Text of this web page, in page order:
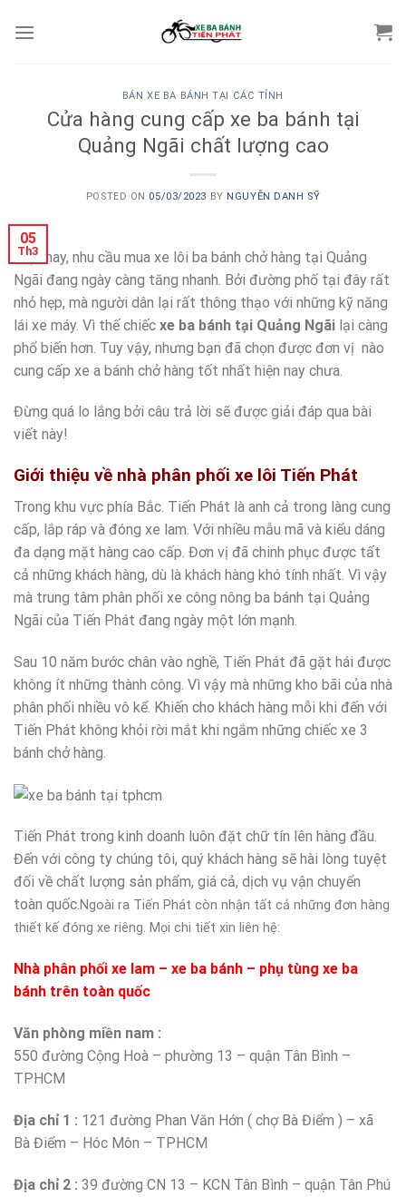
BÁN XE BA BÁNH TẠI CÁC TỈNH
Cửa hàng cung cấp xe ba bánh tại
Quảng Ngãi chất lượng cao
POSTED ON 05/03/2023 BY NGUYỄN DANH SỸ
05
Th3
Hiện nay, nhu cầu mua xe lôi ba bánh chở hàng tại Quảng
Ngãi đang ngày càng tăng nhanh. Bởi đường phố tại đây rất
nhỏ hẹp, mà người dân lại rất thông thạo với những kỹ năng
lái xe máy. Vì thế chiếc xe ba bánh tại Quảng Ngãi lại càng
phổ biến hơn. Tuy vậy, nhưng bạn đã chọn được đơn vị nào
cung cấp xe a bánh chở hàng tốt nhất hiện nay chưa.
Đừng quá lo lắng bởi câu trả lời sẽ được giải đáp qua bài
viết này!
Giới thiệu về nhà phân phối xe lôi Tiến Phát
Trong khu vực phía Bắc. Tiến Phát là anh cả trong làng cung
cấp, lắp ráp và đóng xe lam. Với nhiều mẫu mã và kiểu dáng
đa dạng mặt hàng cao cấp. Đơn vị đã chinh phục được tất
cả những khách hàng, dù là khách hàng khó tính nhất. Vì vậy
mà trung tâm phân phối xe công nông ba bánh tại Quảng
Ngãi của Tiến Phát đang ngày một lớn mạnh.
Sau 10 năm bước chân vào nghề, Tiến Phát đã gặt hái được
không ít những thành công. Vì vậy mà những kho bãi của nhà
phân phối nhiều vô kể. Khiến cho khách hàng mỗi khi đến với
Tiến Phát không khỏi rời mắt khi ngắm những chiếc xe 3
bánh chở hàng.
Tiến Phát trong kinh doanh luôn đặt chữ tín lên hàng đầu.
Đến với công ty chúng tôi, quý khách hàng sẽ hài lòng tuyệt
đối về chất lượng sản phẩm, giá cả, dịch vụ vận chuyển
toàn quốc.Ngoài ra Tiến Phát còn nhận tất cả những đơn hàng
thiết kế đóng xe riêng. Mọi chi tiết xin liên hệ:
Nhà phân phối xe lam – xe ba bánh – phụ tùng xe ba
bánh trên toàn quốc
Văn phòng miền nam :
550 đường Cộng Hoà – phường 13 – quận Tân Bình –
TPHCM
Địa chỉ 1 : 121 đường Phan Văn Hớn ( chợ Bà Điểm ) – xã
Bà Điểm – Hóc Môn – TPHCM
Địa chỉ 2 : 39 đường CN 13 – KCN Tân Bình – quận Tân Phú